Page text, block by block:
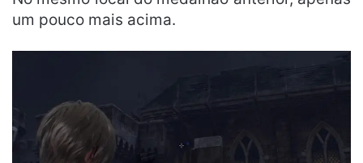
um pouco mais acima.